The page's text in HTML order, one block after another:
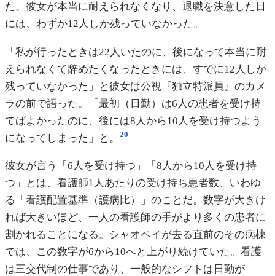
た。彼女が本当に耐えられなくなり、退職を決意した日
には、わずか12人しか残っていなかった。
「私が行ったときは22人いたのに、後になって本当に耐
えられなくて辞めたくなったときには、すでに12人しか
残っていなかった」と彼女は公視『独立特派員』のカメ
ラの前で語った。「最初（日勤）は6人の患者を受け持
てばよかったのに、後には8人から10人を受け持つよう
になってしまった」と。
20
彼女が言う「6人を受け持つ」「8人から10人を受け持
つ」とは、看護師1人あたりの受け持ち患者数、いわゆ
る「看護配置基準（護病比）」のことだ。数字が大きけ
れば大きいほど、一人の看護師の手がより多くの患者に
割かれることになる。シャオベイが去る直前のその病棟
では、この数字が6から10へと上がり続けていた。看護
は三交代制の仕事であり、一般的なシフトは日勤が